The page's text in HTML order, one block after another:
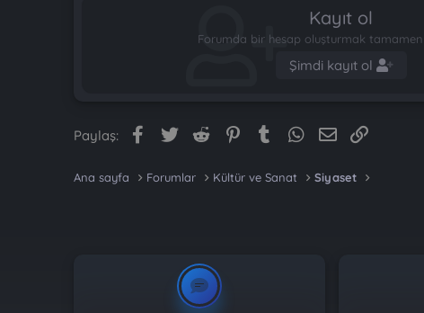
Kayıt ol
Forumda bir hesap oluşturmak tamamen
Şimdi kayıt ol
Paylaş: Facebook
Twitter Reddit PinterestTumblrWhatsApp
E-posta
Ana sayfa Forumlar Kültür ve Sanat Siyaset